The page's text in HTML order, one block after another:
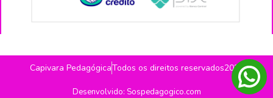
Capivara PedagógicaTodos os direitos reservados2026
Desenvolvido: Sospedagogico.com